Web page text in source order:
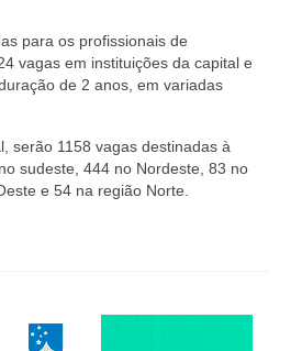
registro
para os profissionais de
vagas em instituições da capital e
de 2 anos, em variadas
serão 1158 vagas destinadas à
sudeste, 444 no Nordeste, 83 no
e 54 na região Norte.